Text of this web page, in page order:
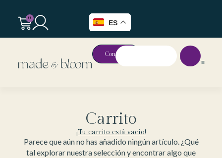
ES
0
Contacto
Carrito
¡Tu carrito está vacío!
Parece que aún no has añadido ningún artículo. ¿Qué
tal explorar nuestra selección y encontrar algo que